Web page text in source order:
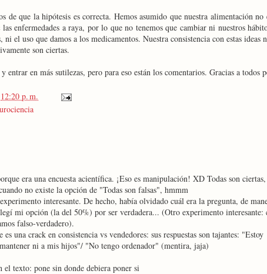
de que la hipótesis es correcta. Hemos asumido que nuestra alimentación
enfermedades a raya, por lo que no tenemos que cambiar ni nuestros
ni el uso que damos a los medicamentos. Nuestra consistencia con estas ideas
son ciertas.
entrar en más sutilezas, pero para eso están los comentarios. Gracias a todos
12:20 p. m.
era una encuesta acientífica. ¡Eso es manipulación! XD Todas son
no existe la opción de "Todas son falsas", hmmm
interesante. De hecho, había olvidado cuál era la pregunta, de
mi opción (la del 50%) por ser verdadera... (Otro experimento interesante:
falso-verdadero).
una crack en consistencia vs vendedores: sus respuestas son tajantes: "Estoy
ni a mis hijos"/ "No tengo ordenador" (mentira, jaja)
el texto: pone sin donde debiera poner si